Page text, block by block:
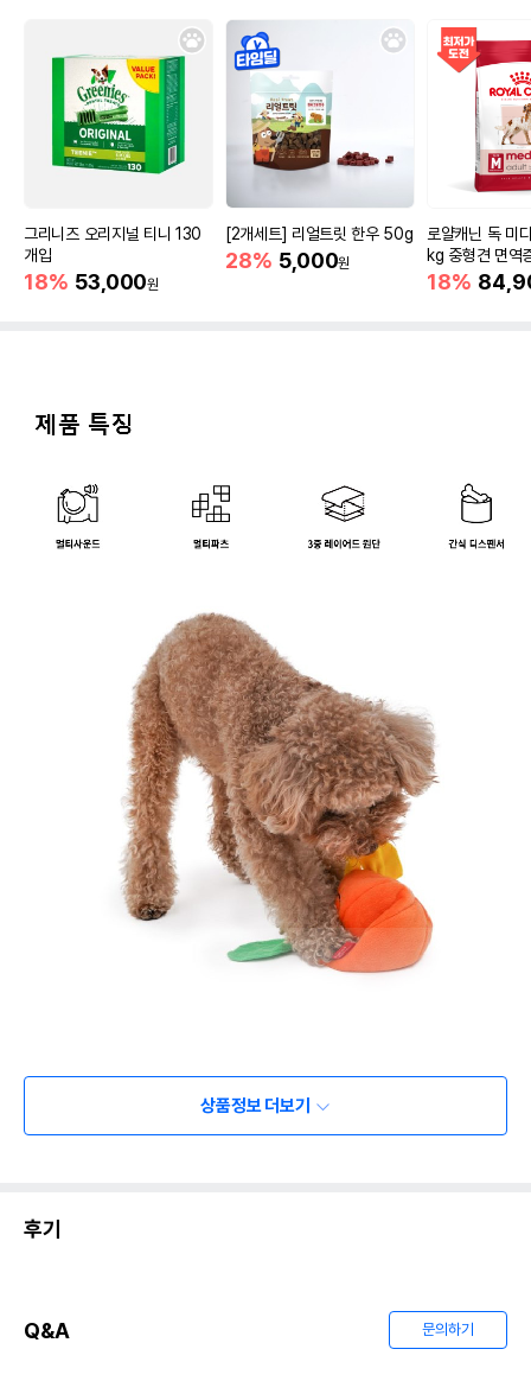
그리니즈 오리지널 티니 130
개입
18% 53,000원
[2개세트] 리얼트릿 한우 50g
28% 5,000원
로얄캐닌 독 미
kg 중형견 면역
18%
상품정보 더보기
후기
Q&A 문의하기